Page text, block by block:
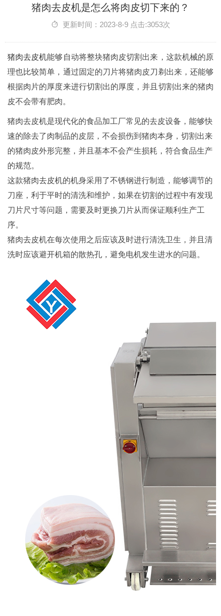
猪肉去皮机是怎么将肉皮切下来的？
更新时间：2023-8-9 点击:3053次
猪肉去皮机能够自动将整块猪肉皮切割出来，这款机械的原
理也比较简单，通过固定的刀片将猪肉皮刀剃出来，还能够
根据肉片的厚度来进行切割出的厚度，并且切割出来的猪肉
皮不会带有肥肉。
猪肉去皮机是现代化的食品加工厂常见的去皮设备，能够快
速的除去了肉制品的皮层，不会损伤到猪肉本身，切割出来
的猪肉皮外形完整，并且基本不会产生损耗，符合食品生产
的规范。
这款猪肉去皮机的机身采用了不锈钢进行制造，能够调节的
刀座，利于平时的清洗和维护，如果在切割的过程中有发现
刀片尺寸等问题，需要及时更换刀片从而保证顺利生产工
序。
猪肉去皮机在每次使用之后应该及时进行清洗卫生，并且清
洗时应该避开机箱的散热孔，避免电机发生进水的问题。